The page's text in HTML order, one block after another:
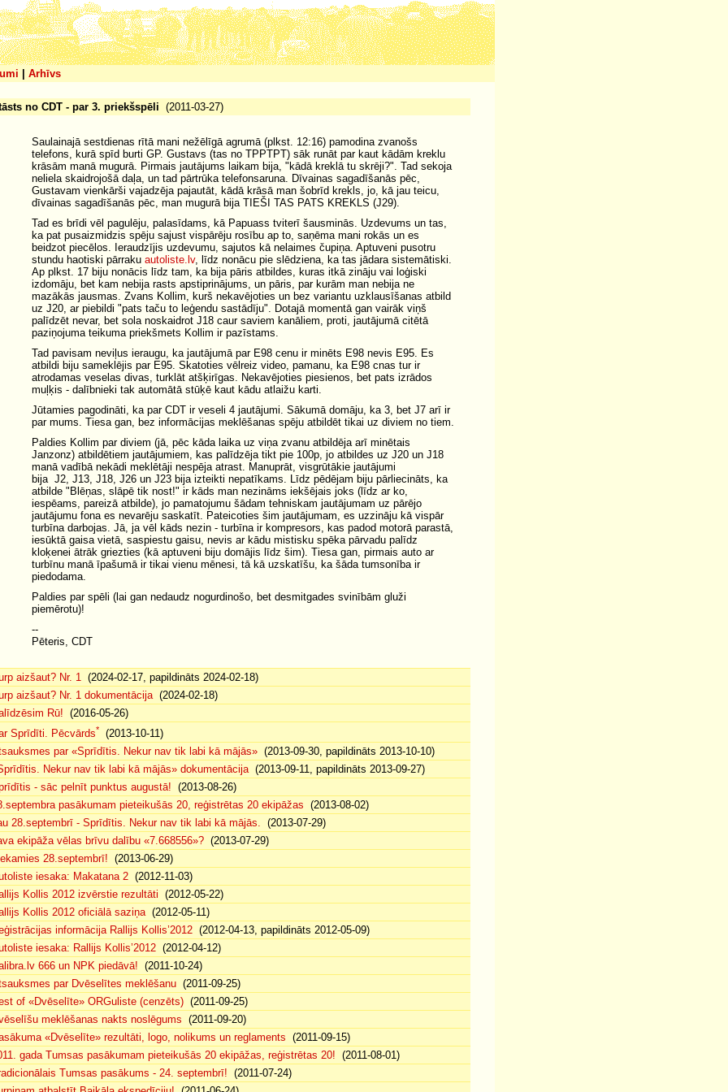
Arhīvs
no CDT - par 3. priekšspēli (2011-03-27)
Saulainajā sestdienas rītā mani nežēlīgā agrumā (plkst. 12:16) pamodina zvanošs
telefons, kurā spīd burti GP. Gustavs (tas no TPPTPT) sāk runāt par kaut kādām kreklu
krāsām manā mugurā. Pirmais jautājums laikam bija, "kādā kreklā tu skrēji?". Tad sekoja
neliela skaidrojošā daļa, un tad pārtrūka telefonsaruna. Dīvainas sagadīšanās pēc,
Gustavam vienkārši vajadzēja pajautāt, kādā krāsā man šobrīd krekls, jo, kā jau teicu,
dīvainas sagadīšanās pēc, man mugurā bija TIEŠI TAS PATS KREKLS (J29).
Tad es brīdi vēl pagulēju, palasīdams, kā Papuass tviterī šausminās. Uzdevums un tas,
ka pat pusaizmidzis spēju sajust vispārēju rosību ap to, saņēma mani rokās un es
beidzot piecēlos. Ieraudzījis uzdevumu, sajutos kā nelaimes čupiņa. Aptuveni pusotru
stundu haotiski pārraku autoliste.lv, līdz nonācu pie slēdziena, ka tas jādara sistemātiski.
Ap plkst. 17 biju nonācis līdz tam, ka bija pāris atbildes, kuras itkā zināju vai loģiski
izdomāju, bet kam nebija rasts apstiprinājums, un pāris, par kurām man nebija ne
mazākās jausmas. Zvans Kollim, kurš nekavējoties un bez variantu uzklausīšanas atbild
uz J20, ar piebildi "pats taču to leģendu sastādīju". Dotajā momentā gan vairāk viņš
palīdzēt nevar, bet sola noskaidrot J18 caur saviem kanāliem, proti, jautājumā citētā
paziņojuma teikuma priekšmets Kollim ir pazīstams.
Tad pavisam neviļus ieraugu, ka jautājumā par E98 cenu ir minēts E98 nevis E95. Es
atbildi biju sameklējis par E95. Skatoties vēlreiz video, pamanu, ka E98 cnas tur ir
atrodamas veselas divas, turklāt atšķirīgas. Nekavējoties piesienos, bet pats izrādos
muļķis - dalībnieki tak automātā stūķē kaut kādu atlaižu karti.
Jūtamies pagodināti, ka par CDT ir veseli 4 jautājumi. Sākumā domāju, ka 3, bet J7 arī ir
par mums. Tiesa gan, bez informācijas meklēšanas spēju atbildēt tikai uz diviem no tiem.
Paldies Kollim par diviem (jā, pēc kāda laika uz viņa zvanu atbildēja arī minētais
Janzonz) atbildētiem jautājumiem, kas palīdzēja tikt pie 100p, jo atbildes uz J20 un J18
manā vadībā nekādi meklētāji nespēja atrast. Manuprāt, visgrūtākie jautājumi
bija J2, J13, J18, J26 un J23 bija izteikti nepatīkams. Līdz pēdējam biju pārliecināts, ka
atbilde "Blēņas, slāpē tik nost!" ir kāds man nezināms iekšējais joks (līdz ar ko,
iespēams, pareizā atbilde), jo pamatojumu šādam tehniskam jautājumam uz pārējo
jautājumu fona es nevarēju saskatīt. Pateicoties šim jautājumam, es uzzināju kā vispār
turbīna darbojas. Jā, ja vēl kāds nezin - turbīna ir kompresors, kas padod motorā parastā,
iesūktā gaisa vietā, saspiestu gaisu, nevis ar kādu mistisku spēka pārvadu palīdz
kloķenei ātrāk griezties (kā aptuveni biju domājis līdz šim). Tiesa gan, pirmais auto ar
turbīnu manā īpašumā ir tikai vienu mēnesi, tā kā uzskatīšu, ka šāda tumsonība ir
piedodama.
Paldies par spēli (lai gan nedaudz nogurdinošo, bet desmitgades svinībām gluži
piemērotu)!
--
Pēteris, CDT
aizšaut? Nr. 1 (2024-02-17, papildināts 2024-02-18)
aizšaut? Nr. 1 dokumentācija(2024-02-18)
Rū! (2016-05-26)
Sprīdīti. Pēcvārds*
(2013-10-11)
par «Sprīdītis. Nekur nav tik labi kā mājās» (2013-09-30, papildināts 2013-10-10)
Nekur nav tik labi kā mājās» dokumentācija(2013-09-11, papildināts 2013-09-27)
- sāc pelnīt punktus augustā! (2013-08-26)
pasākumam pieteikušās 20, reģistrētas 20 ekipāžas (2013-08-02)
28.septembrī - Sprīdītis. Nekur nav tik labi kā mājās. (2013-07-29)
ekipāža vēlas brīvu dalību «7.668556»? (2013-07-29)
28.septembrī! (2013-06-29)
iesaka: Makatana 2 (2012-11-03)
Kollis 2012 izvērstie rezultāti (2012-05-22)
Kollis 2012 oficiālā saziņa(2012-05-11)
informācija Rallijs Kollis’2012 (2012-04-13, papildināts 2012-05-09)
iesaka: Rallijs Kollis’2012 (2012-04-12)
666 un NPK piedāvā! (2011-10-24)
par Dvēselītes meklēšanu (2011-09-25)
of «Dvēselīte» ORGuliste (cenzēts) (2011-09-25)
meklēšanas nakts noslēgums (2011-09-20)
«Dvēselīte» rezultāti, logo, nolikums un reglaments (2011-09-15)
gada Tumsas pasākumam pieteikušās 20 ekipāžas, reģistrētas 20! (2011-08-01)
Tumsas pasākums - 24. septembrī! (2011-07-24)